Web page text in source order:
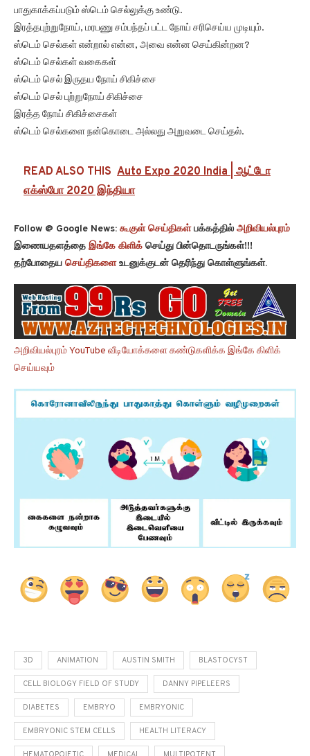
பாதுகாக்கப்படும் ஸ்டெம் செல்லுக்கு உண்டு.
இரத்தபுற்றுநோய், மரபணு சம்பந்தப் பட்ட நோய் சரிசெய்ய முடியும்.
ஸ்டெம் செல்கள் என்றால் என்ன, அவை என்ன செய்கின்றன?
ஸ்டெம் செல்கள் வகைகள்
ஸ்டெம் செல் இருதய நோய் சிகிச்சை
ஸ்டெம் செல் புற்றுநோய் சிகிச்சை
இரத்த நோய் சிகிச்சைகள்
ஸ்டெம் செல்களை நன்கொடை அல்லது அறுவடை செய்தல்.
READ ALSO THIS Auto Expo 2020 India | ஆட்டோ
எக்ஸ்போ 2020 இந்தியா
Follow @ Google News: கூகுள் செய்திகள்பக்கத்தில் அறிவியல்புரம்
இணையதளத்தை இங்கே கிளிக் செய்து பின்தொடருங்கள்!!!
தற்போதைய செய்திகளைஉடனுக்குடன் தெரிந்து கொள்ளுங்கள்.
அறிவியல்புரம் YouTube வீடியோக்களை கண்டுகளிக்க இங்கே கிளிக்
செய்யவும்
3D ANIMATION AUSTIN SMITH BLASTOCYST
CELL BIOLOGY FIELD OF STUDY DANNY PIPELEERS
DIABETES EMBRYO EMBRYONIC
EMBRYONIC STEM CELLS HEALTH LITERACY